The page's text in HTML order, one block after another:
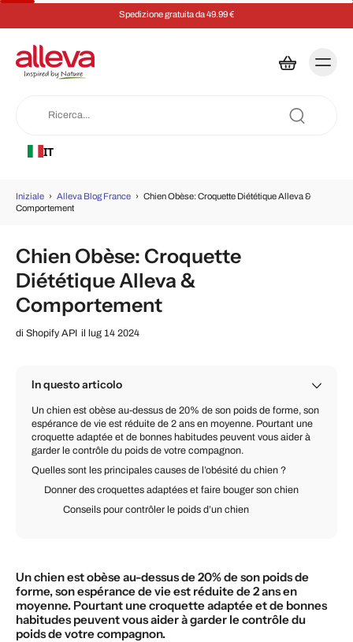
Spedizione gratuita da 49.99 €
IT
Iniziale › Alleva Blog France › Chien Obèse: Croquette Diététique Alleva &
Comportement
Chien Obèse: Croquette
Diététique Alleva &
Comportement
di Shopify API il lug 14 2024
In questo articolo
Un chien est obèse au-dessus de 20% de son poids de forme, son
espérance de vie est réduite de 2 ans en moyenne. Pourtant une
croquette adaptée et de bonnes habitudes peuvent vous aider à
garder le contrôle du poids de votre compagnon.
Quelles sont les principales causes de l’obésité du chien ?
Donner des croquettes adaptées et faire bouger son chien
Conseils pour contrôler le poids d’un chien
Un chien est obèse au-dessus de 20% de son poids de
forme, son espérance de vie est réduite de 2 ans en
moyenne. Pourtant une croquette adaptée et de bonnes
habitudes peuvent vous aider à garder le contrôle du
poids de votre compagnon.